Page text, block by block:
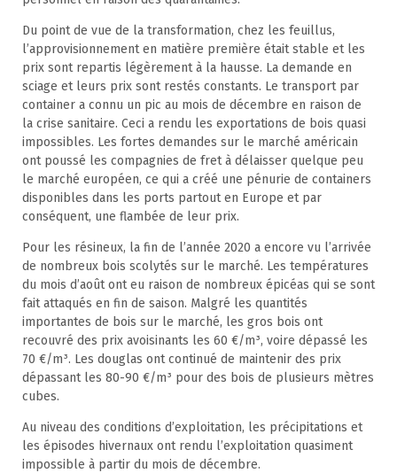
Du point de vue de la transformation, chez les feuillus,
l’approvisionnement en matière première était stable et les
prix sont repartis légèrement à la hausse. La demande en
sciage et leurs prix sont restés constants. Le transport par
container a connu un pic au mois de décembre en raison de
la crise sanitaire. Ceci a rendu les exportations de bois quasi
impossibles. Les fortes demandes sur le marché américain
ont poussé les compagnies de fret à délaisser quelque peu
le marché européen, ce qui a créé une pénurie de containers
disponibles dans les ports partout en Europe et par
conséquent, une flambée de leur prix.
Pour les résineux, la fin de l’année 2020 a encore vu l’arrivée
de nombreux bois scolytés sur le marché. Les températures
du mois d’août ont eu raison de nombreux épicéas qui se sont
fait attaqués en fin de saison. Malgré les quantités
importantes de bois sur le marché, les gros bois ont
recouvré des prix avoisinants les 60 €/m³, voire dépassé les
70 €/m³. Les douglas ont continué de maintenir des prix
dépassant les 80-90 €/m³ pour des bois de plusieurs mètres
cubes.
Au niveau des conditions d’exploitation, les précipitations et
les épisodes hivernaux ont rendu l’exploitation quasiment
impossible à partir du mois de décembre.